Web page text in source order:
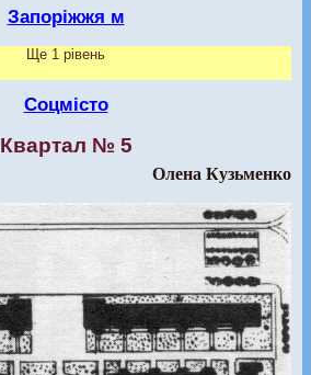
Запоріжжя м
Ще 1 рівень
Соцмісто
Квартал № 5
Олена Кузьменко